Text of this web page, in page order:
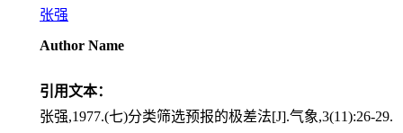
张强
Author Name
引用文本：
张强,1977.(七)分类筛选预报的极差法[J].气象,3(11):26-29.